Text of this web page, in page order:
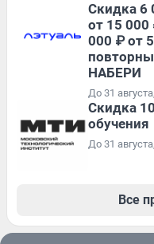
Скидка 6
от 15 000
000 ₽ от
НАБЕРИ
До 31
Скидка
обучения
До 31
Все